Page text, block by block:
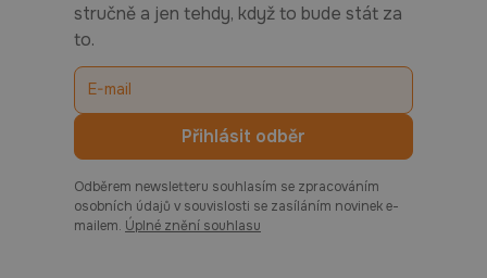
stručně a jen tehdy, když to bude stát za
to.
Odběrem newsletteru souhlasím se zpracováním
osobních údajů v souvislosti se zasíláním novinek e-
mailem. Úplné znění souhlasu